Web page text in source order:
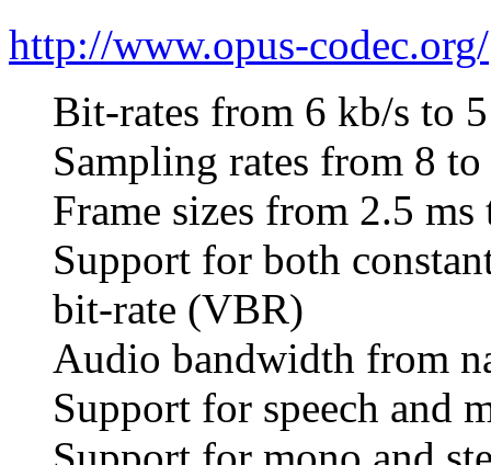
http://www.opus-codec.org/
Bit-rates from 6 kb/s to
Sampling rates from 8
Frame sizes from 2.5 ms
Support for both
bit-rate (VBR)
Audio bandwidth from
Support for speech and